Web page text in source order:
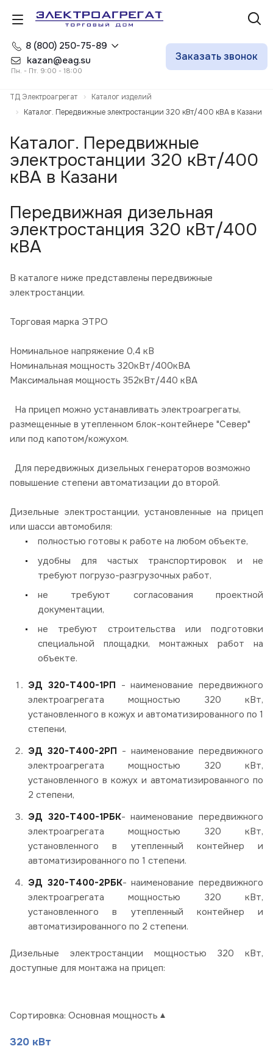
8 (800) 250-75-89
kazan@eag.su
Пн. - Пт. 9:00 - 18:00
Заказать звонок
ТД Электроагрегат
Каталог изделий
Каталог. Передвижные электростанции 320 кВт/400 кВА в Казани
Каталог. Передвижные
электростанции 320 кВт/400
кВА в Казани
Передвижная дизельная
электростанция 320 кВт/400
кВА
В каталоге ниже представлены передвижные
электростанции.
Торговая марка ЭТРО
Номинальное напряжение 0,4 кВ
Номинальная мощность 320кВт/400кВА
Максимальная мощность 352кВт/440 кВА
На прицеп можно устанавливать электроагрегаты,
размещенные в утепленном блок-контейнере "Север"
или под капотом/кожухом.
Для передвижных дизельных генераторов возможно
повышение степени автоматизации до второй.
Дизельные электростанции, установленные на прицеп
или шасси автомобиля:
полностью готовы к работе на любом объекте,
удобны для частых транспортировок и не
требуют погрузо-разгрузочных работ,
не требуют согласования проектной
документации,
не требуют строительства или подготовки
специальной площадки, монтажных работ на
объекте.
ЭД 320-Т400-1РП - наименование передвижного
электроагрегата мощностью 320 кВт,
установленного в кожух и автоматизированного по 1
степени,
ЭД 320-Т400-2РП - наименование передвижного
электроагрегата мощностью 320 кВт,
установленного в кожух и автоматизированного по
2 степени,
ЭД 320-Т400-1РБК- наименование передвижного
электроагрегата мощностью 320 кВт,
установленного в утепленный контейнер и
автоматизированного по 1 степени.
ЭД 320-Т400-2РБК- наименование передвижного
электроагрегата мощностью 320 кВт,
установленного в утепленный контейнер и
автоматизированного по 2 степени.
Дизельные электростанции мощностью 320 кВт,
доступные для монтажа на прицеп:
Сортировка: Основная мощность
320 кВт